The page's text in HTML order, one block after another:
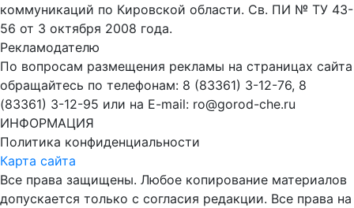
коммуникаций по Кировской области. Св. ПИ № ТУ 43-
56 от 3 октября 2008 года.
Рекламодателю
По вопросам размещения рекламы на страницах сайта
обращайтесь по телефонам: 8 (83361) 3-12-76, 8
(83361) 3-12-95 или на E-mail: ro@gorod-che.ru
ИНФОРМАЦИЯ
Политика конфиденциальности
Карта сайта
Все права защищены. Любое копирование материалов
допускается только с согласия редакции. Все права на